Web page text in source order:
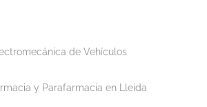
de Vehículos
y Parafarmacia en Lleida